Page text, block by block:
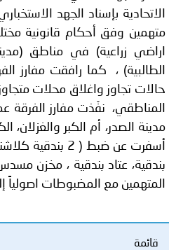
متهمين وفق أحكام قانونية
اراضي زراعية) في مناطق
الطالبية) ، كما رافقت مفارز
حالات تجاوز واغلاق محلات
المناطقي، نفّذت مفارز
مدينة الصدر، أم الكبر والغزلان،
المتهمين مع المضبوطات اصولياً
قائمة